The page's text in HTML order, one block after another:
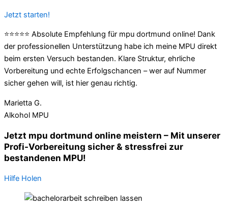
Jetzt starten!
⭐⭐⭐⭐⭐ Absolute Empfehlung für mpu dortmund online! Dank
der professionellen Unterstützung habe ich meine MPU direkt
beim ersten Versuch bestanden. Klare Struktur, ehrliche
Vorbereitung und echte Erfolgschancen – wer auf Nummer
sicher gehen will, ist hier genau richtig.
Marietta G.
Alkohol MPU
Jetzt mpu dortmund online meistern – Mit unserer
Profi-Vorbereitung sicher & stressfrei zur
bestandenen MPU!
Hilfe Holen